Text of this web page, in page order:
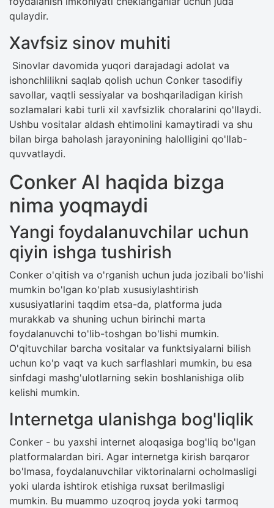
qulaydir.
Xavfsiz sinov muhiti
Sinovlar davomida yuqori darajadagi adolat va
ishonchlilikni saqlab qolish uchun Conker tasodifiy
savollar, vaqtli sessiyalar va boshqariladigan kirish
sozlamalari kabi turli xil xavfsizlik choralarini qo'llaydi.
Ushbu vositalar aldash ehtimolini kamaytiradi va shu
bilan birga baholash jarayonining halolligini qo'llab-
quvvatlaydi.
Conker AI haqida bizga
nima yoqmaydi
Yangi foydalanuvchilar uchun
qiyin ishga tushirish
Conker o'qitish va o'rganish uchun juda jozibali bo'lishi
mumkin bo'lgan ko'plab xususiylashtirish
xususiyatlarini taqdim etsa-da, platforma juda
murakkab va shuning uchun birinchi marta
foydalanuvchi to'lib-toshgan bo'lishi mumkin.
O'qituvchilar barcha vositalar va funktsiyalarni bilish
uchun ko'p vaqt va kuch sarflashlari mumkin, bu esa
sinfdagi mashg'ulotlarning sekin boshlanishiga olib
kelishi mumkin.
Internetga ulanishga bog'liqlik
Conker - bu yaxshi internet aloqasiga bog'liq bo'lgan
platformalardan biri. Agar internetga kirish barqaror
bo'lmasa, foydalanuvchilar viktorinalarni ocholmasligi
yoki ularda ishtirok etishiga ruxsat berilmasligi
mumkin. Bu muammo uzoqroq joyda yoki tarmoq